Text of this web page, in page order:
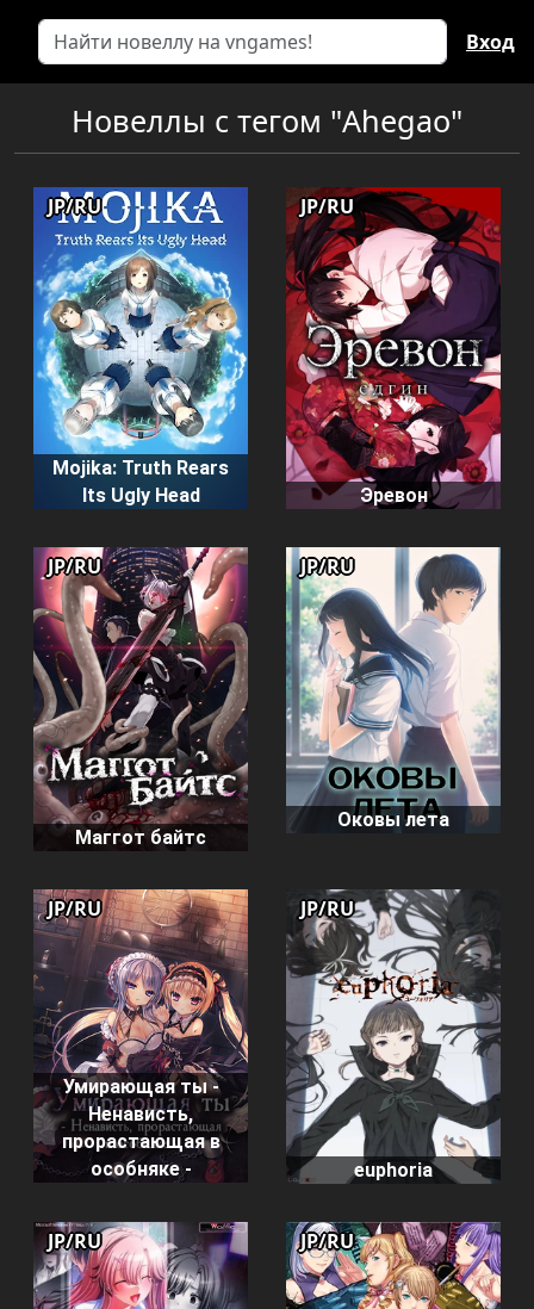
Вход
Новеллы с тегом "Ahegao"
Mojika: Truth Rears
Its Ugly Head
JP/RU
Эревон
JP/RU
Маггот байтс
JP/RU
Оковы лета
JP/RU
Умирающая ты -
Ненависть,
прорастающая в
особняке -
JP/RU
euphoria
JP/RU
JP/RU JP/RU